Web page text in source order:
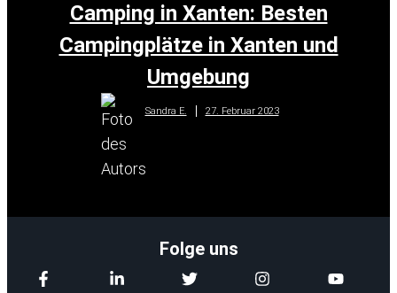
Camping in Xanten: Besten
Campingplätze in Xanten und
Umgebung
Sandra E. 27. Februar 2023
Folge uns